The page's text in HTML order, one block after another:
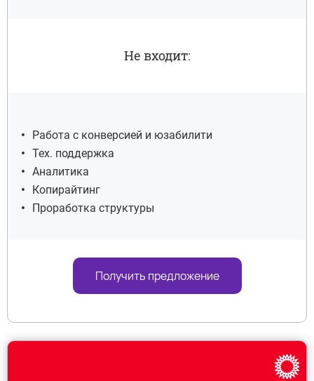
Console (анализ ошибок и оповещений в
Выполненные работы за месяц
Предстоящие работы на месяц
Предоставление аналитики в
упрощенном виде
Динамика позиций
Рекомендации и выводы
Не входит:
Работа с конверсией и юзабилити
Тех. поддержка
Аналитика
Копирайтинг
Проработка структуры
Получить предложение